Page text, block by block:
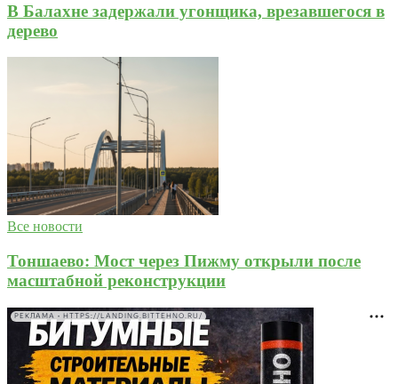
В Балахне задержали угонщика, врезавшегося в
дерево
Все новости
Тоншаево: Мост через Пижму открыли после
масштабной реконструкции
РЕКЛАМА • HTTPS://LANDING.BITTEHNO.RU/